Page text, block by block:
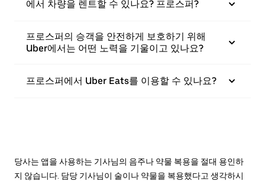
에서 차량을 렌트할 수 있나요? 프로스퍼?
프로스퍼의 승객을 안전하게 보호하기 위해
Uber에서는 어떤 노력을 기울이고 있나요?
프로스퍼에서 Uber Eats를 이용할 수 있나요?
당사는 앱을 사용하는 기사님의 음주나 약물 복용을 절대 용인하
지 않습니다. 담당 기사님이 술이나 약물을 복용했다고 생각하시